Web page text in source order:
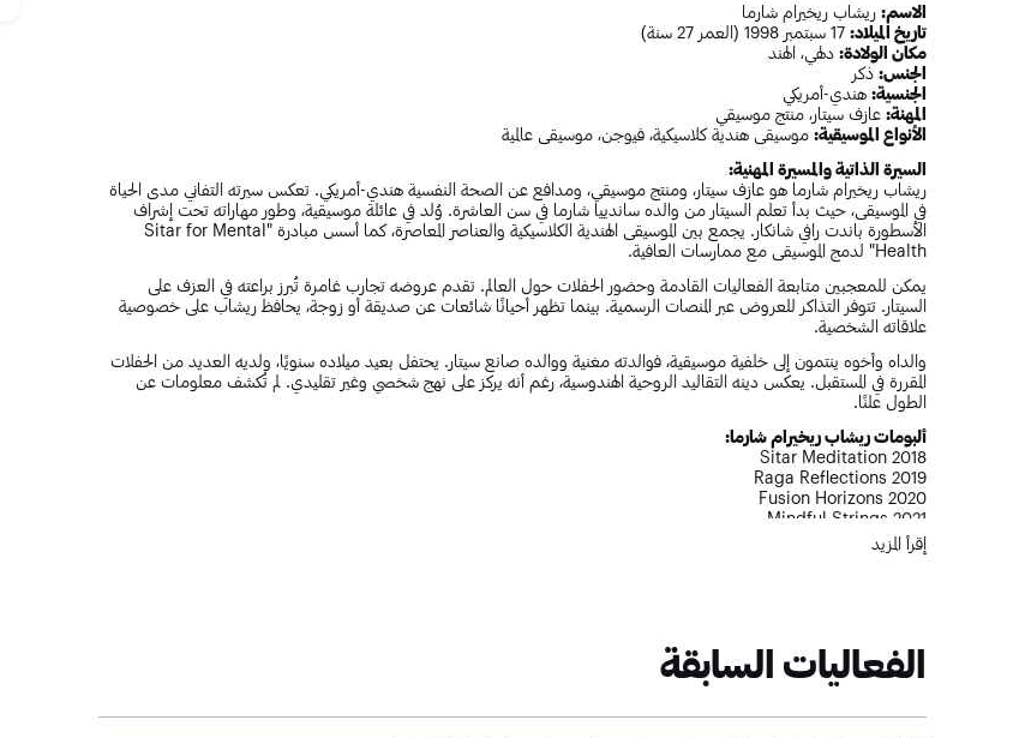
الاسم: ريشاب ريخيرام شارما
تاريخ الميلاد:
مكان الولادة: دلهي، الهند
الجنس: ذكر
الجنسية: هندي-أمريكي
المهنة: عازف سيتار، منتج موسيقي
الأنواع الموسيقية: موسيقى هندية كلاسيكية، فيوجن، موسيقى عالمية
السيرة الذاتية والمسيرة المهنية:
ريشاب ريخيرام شارما هو عازف سيتار، ومنتج موسيقي، ومدافع عن الصحة النفسية هندي-أمريكي. تعكس سيرته التفاني مدى الحياة
في الموسيقى، حيث بدأ تعلم السيتار من والده ساندييا شارما في سن العاشرة. وُلد في عائلة موسيقية، وطور مهاراته تحت إشراف
الأسطورة باندت رافي شانكار. يجمع بين الموسيقى الهندية الكلاسيكية والعناصر المعاصرة، كما أسس مبادرة "Sitar for Mental
Health" لدمج الموسيقى مع ممارسات العافية.
يمكن للمعجبين متابعة الفعاليات القادمة وحضور الحفلات حول العالم. تقدم عروضه تجارب غامرة تُبرز براعته في العزف على
السيتار. تتوفر التذاكر للعروض عبر المنصات الرسمية. بينما تظهر أحيانًا شائعات عن صديقة أو زوجة، يحافظ ريشاب على خصوصية
علاقاته الشخصية.
والداه وأخوه ينتمون إلى خلفية موسيقية، فوالدته مغنية ووالده صانع سيتار. يحتفل بعيد ميلاده سنويًا، ولديه العديد من الحفلات
المقررة في المستقبل. يعكس دينه التقاليد الروحية الهندوسية، رغم أنه يركز على نهج شخصي وغير تقليدي. لم تُكشف معلومات عن
الطول علنًا.
ألبومات ريشاب ريخيرام شارما:
Sitar Meditation 2018
Raga Reflections 2019
Fusion Horizons 2020
Mindful Strings 2021
Sitar for Mental Health Live 2023
Evening Raga
Fusion Flow
إقرأ المزيد
الفعاليات السابقة